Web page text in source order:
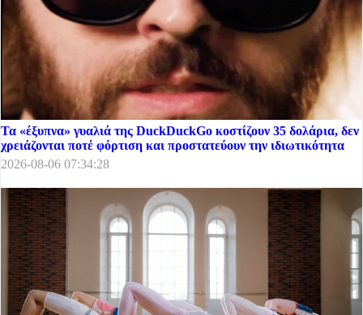
Τα «έξυπνα» γυαλιά της DuckDuckGo κοστίζουν 35 δολάρια, δεν
χρειάζονται ποτέ φόρτιση και προστατεύουν την ιδιωτικότητα
2026-08-06 07:34:28